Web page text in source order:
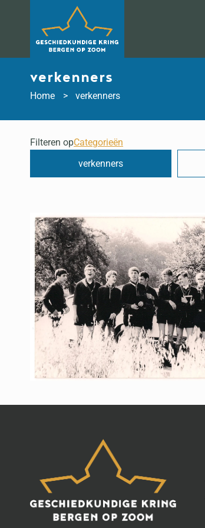
verkenners
Home verkenners
Filteren opCategorieën
verkenners